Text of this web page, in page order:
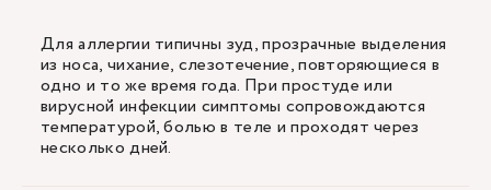
Для аллергии типичны зуд, прозрачные выделения
из носа, чихание, слезотечение, повторяющиеся в
одно и то же время года. При простуде или
вирусной инфекции симптомы сопровождаются
температурой, болью в теле и проходят через
несколько дней.